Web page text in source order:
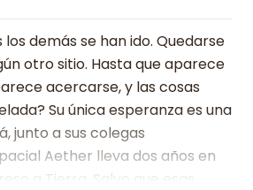
demás se han ido. Quedarse
otro sitio. Hasta que aparece
acercarse, y las cosas
Su única esperanza es una
junto a sus colegas
Aether lleva dos años en
a Tierra. Salvo que esas